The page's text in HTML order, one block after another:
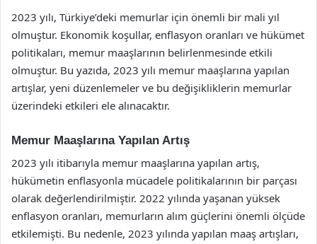
2023 yılı, Türkiye’deki memurlar için önemli bir mali yıl
olmuştur. Ekonomik koşullar, enflasyon oranları ve hükümet
politikaları, memur maaşlarının belirlenmesinde etkili
olmuştur. Bu yazıda, 2023 yılı memur maaşlarına yapılan
artışlar, yeni düzenlemeler ve bu değişikliklerin memurlar
üzerindeki etkileri ele alınacaktır.
Memur Maaşlarına Yapılan Artış
2023 yılı itibarıyla memur maaşlarına yapılan artış,
hükümetin enflasyonla mücadele politikalarının bir parçası
olarak değerlendirilmiştir. 2022 yılında yaşanan yüksek
enflasyon oranları, memurların alım güçlerini önemli ölçüde
etkilemişti. Bu nedenle, 2023 yılında yapılan maaş artışları,